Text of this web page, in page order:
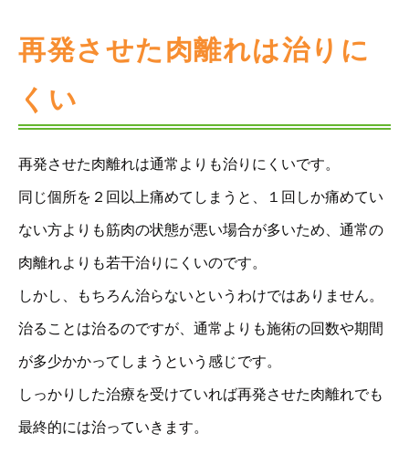
再発させた肉離れは治りに
くい
再発させた肉離れは通常よりも治りにくいです。
同じ個所を２回以上痛めてしまうと、１回しか痛めてい
ない方よりも筋肉の状態が悪い場合が多いため、通常の
肉離れよりも若干治りにくいのです。
しかし、もちろん治らないというわけではありません。
治ることは治るのですが、通常よりも施術の回数や期間
が多少かかってしまうという感じです。
しっかりした治療を受けていれば再発させた肉離れでも
最終的には治っていきます。